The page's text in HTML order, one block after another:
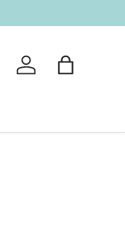
Iniciar sesión
Bolsa